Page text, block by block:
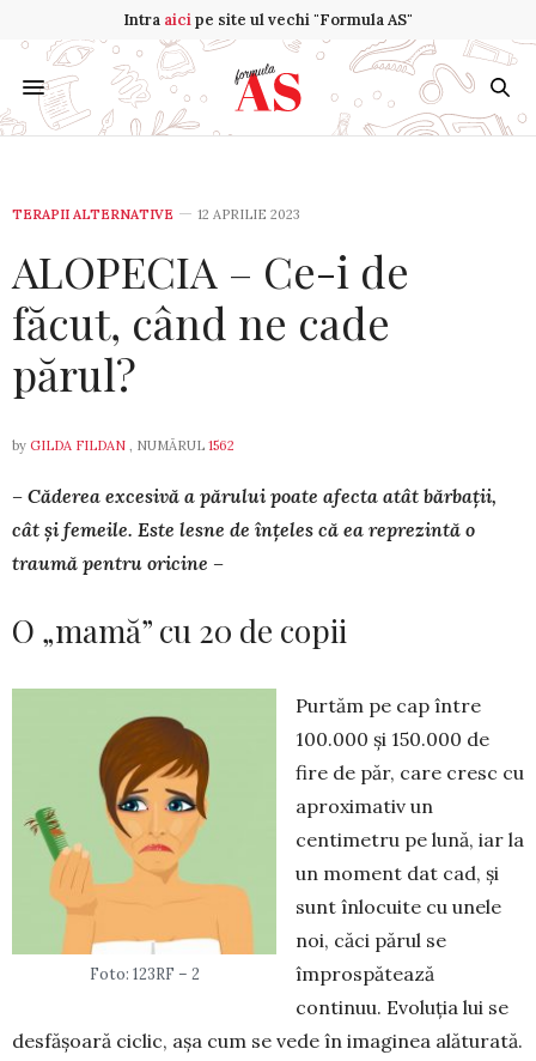
Intra aicipe site ul vechi "Formula AS"
TERAPII ALTERNATIVE 12 APRILIE 2023
ALOPECIA – Ce-i de
făcut, când ne cade
părul?
by GILDA FILDAN , NUMĂRUL 1562
– Căderea excesivă a părului poate afecta atât bărbații,
cât și femeile. Este lesne de înțeles că ea reprezintă o
traumă pentru oricine –
O „mamă” cu 20 de copii
Foto: 123RF – 2
Purtăm pe cap între
100.000 și 150.000 de
fire de păr, care cresc cu
aproximativ un
centimetru pe lună, iar la
un moment dat cad, și
sunt înlo­cuite cu unele
noi, căci părul se
împrospătează
continuu. Evoluția lui se
desfășoară ciclic, așa cum se vede în imaginea alăturată.